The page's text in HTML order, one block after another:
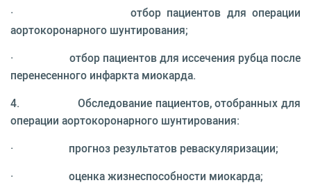
· отбор пациентов для операции
аортокоронарного шунтирования;
· отбор пациентов для иссечения рубца после
перенесенного инфаркта миокарда.
4. Обследование пациентов, отобранных для
операции аортокоронарного шунтирования:
· прогноз результатов реваскуляризации;
· оценка жизнеспособности миокарда;